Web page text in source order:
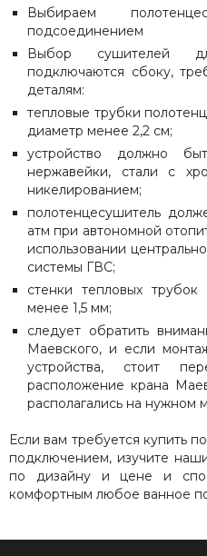
Выбираем
подсоединением
Выбор сушителей
подключаются сбоку,
деталям:
тепловые трубки
диаметр менее 2,2 см;
устройство должно
нержавейки, стали с
никелированием;
полотенцесушитель
атм при автономной
использовании
системы ГВС;
стенки тепловых
менее 1,5 мм;
следует обратить
Маевского, и если
устройства, стоит
расположение крана
располагались на нужном
Если вам требуется купить
подключением, изучите
по дизайну и цене и
комфортным любое ванное